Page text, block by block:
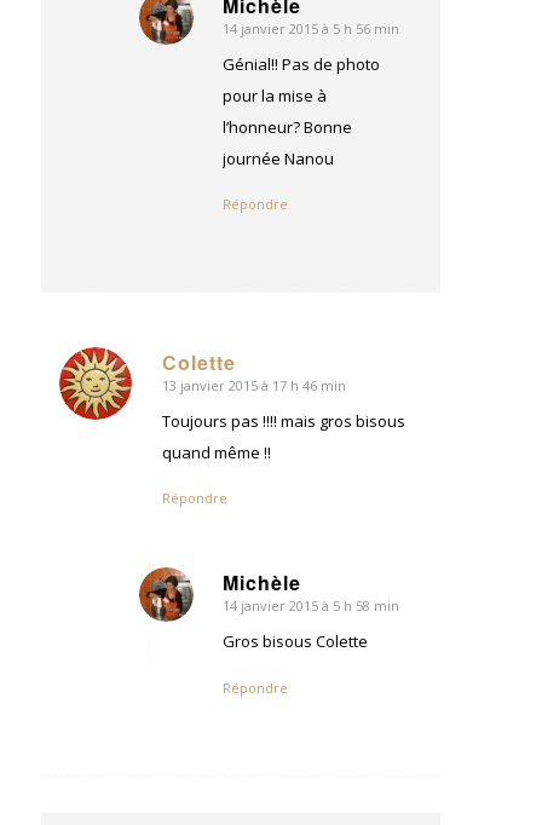
Michèle
dit
14 janvier 2015 à 5 h 56 min
Génial!! Pas de photo
pour la mise à
l’honneur? Bonne
journée Nanou
Répondre
Colette
dit
:
13 janvier 2015 à 17 h 46 min
Toujours pas !!!! mais gros bisous
quand même !!
Répondre
Michèle
dit
14 janvier 2015 à 5 h 58 min
Gros bisous Colette
Répondre